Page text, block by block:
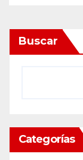
Buscar
Categorías